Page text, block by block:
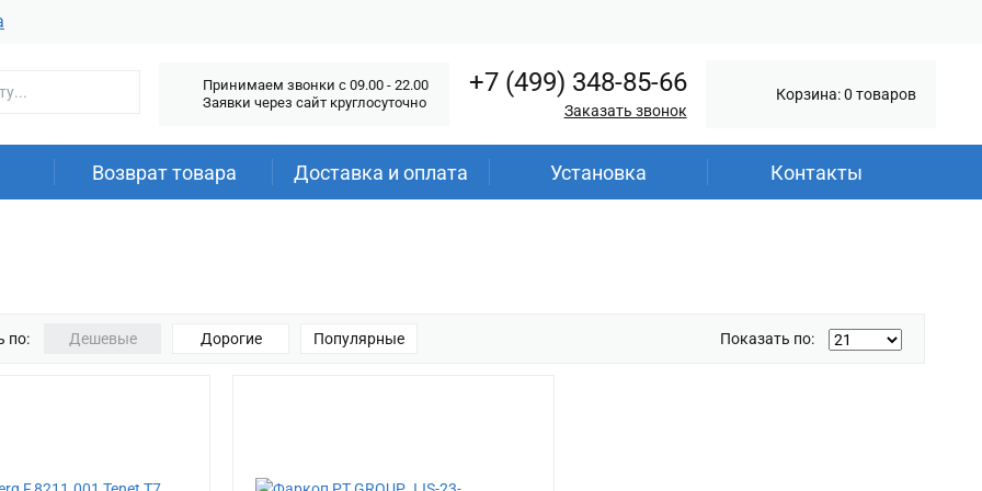
Принимаем звонки c 09.00 - 22.00
Заявки через сайт круглосуточно
+7 (499) 348-85-66
Заказать звонок
Корзина: 0 товаров
Возврат товара Доставка и оплата Установка Контакты
по: Дешевые Дорогие Популярные Показать по: